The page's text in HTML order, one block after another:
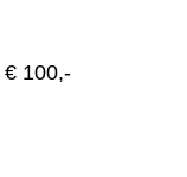
100,-